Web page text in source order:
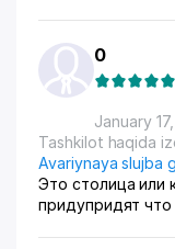
0
January
Tashkilot haqida
Avariynaya slujba
Это столица или
придупридят